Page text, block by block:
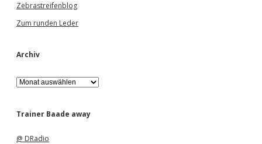
Zebrastreifenblog
Zum runden Leder
Archiv
A
r
h
Trainer Baade away
@ DRadio